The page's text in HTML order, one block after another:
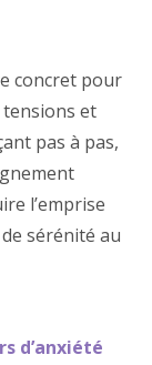
concret pour
et
pas à pas,
l’emprise
sérénité au
d’anxiété